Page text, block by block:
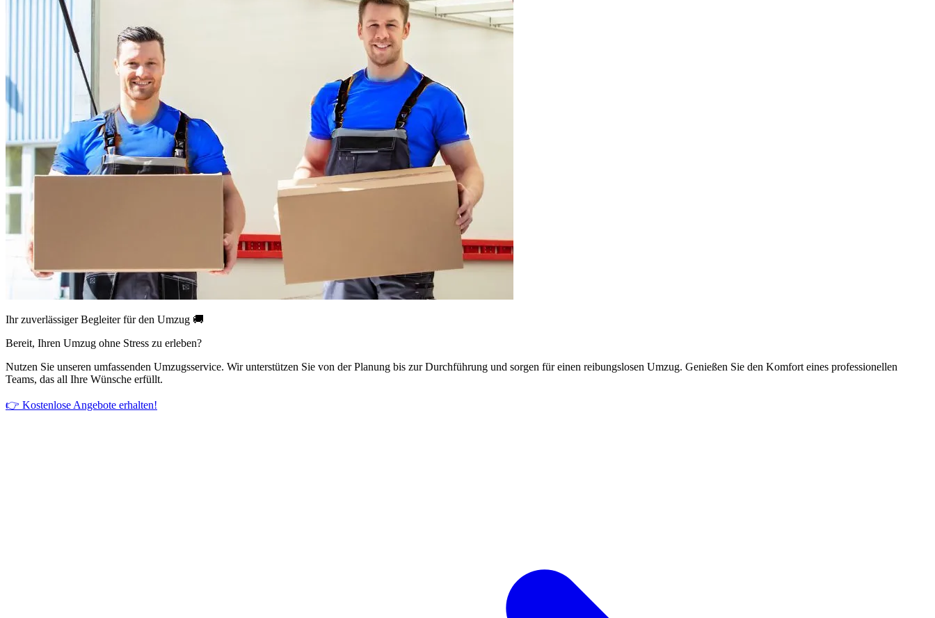
Ihr zuverlässiger Begleiter für den Umzug 🚚
Bereit, Ihren Umzug ohne Stress zu erleben?
Nutzen Sie unseren umfassenden Umzugsservice. Wir unterstützen Sie von der Planung bis zur Durchführung und sorgen für einen reibungslosen Umzug. Genießen Sie den Komfort eines professionellen
Teams, das all Ihre Wünsche erfüllt.
👉 Kostenlose Angebote erhalten!